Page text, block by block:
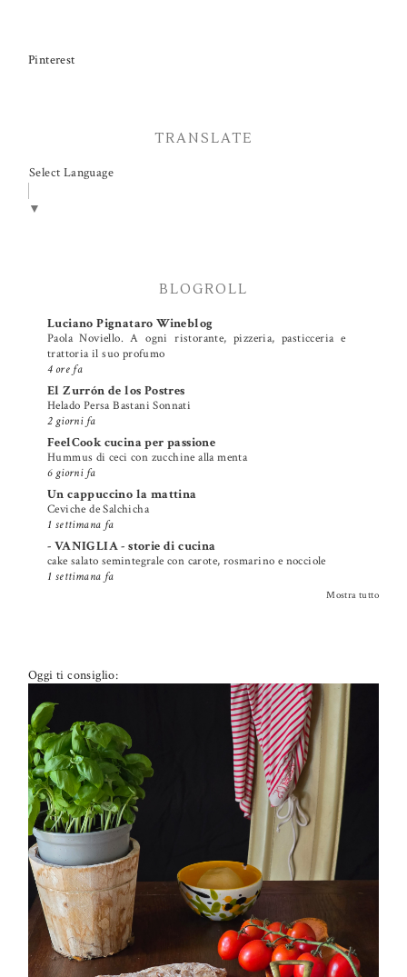
Pinterest
TRANSLATE
Select Language
▼
BLOGROLL
Luciano Pignataro Wineblog
Paola Noviello. A ogni ristorante, pizzeria, pasticceria e
trattoria il suo profumo
4 ore fa
El Zurrón de los Postres
Helado Persa Bastani Sonnati
2 giorni fa
FeelCook cucina per passione
Hummus di ceci con zucchine alla menta
6 giorni fa
Un cappuccino la mattina
Ceviche de Salchicha
1 settimana fa
- VANIGLIA - storie di cucina
cake salato semintegrale con carote, rosmarino e nocciole
1 settimana fa
Mostra tutto
Oggi ti consiglio:
PETTI DI POLLO ALLA PIZZAIOLA